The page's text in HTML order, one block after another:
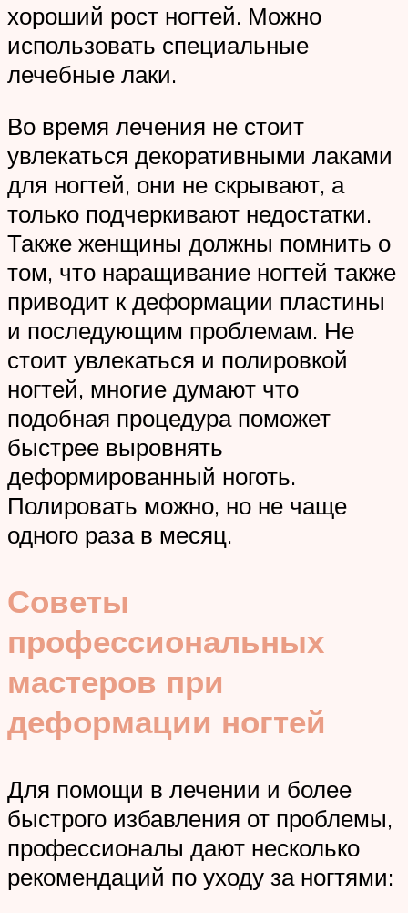
хороший рост ногтей. Можно
использовать специальные
лечебные лаки.
Во время лечения не стоит
увлекаться декоративными лаками
для ногтей, они не скрывают, а
только подчеркивают недостатки.
Также женщины должны помнить о
том, что наращивание ногтей также
приводит к деформации пластины
и последующим проблемам. Не
стоит увлекаться и полировкой
ногтей, многие думают что
подобная процедура поможет
быстрее выровнять
деформированный ноготь.
Полировать можно, но не чаще
одного раза в месяц.
Советы
профессиональных
мастеров при
деформации ногтей
Для помощи в лечении и более
быстрого избавления от проблемы,
профессионалы дают несколько
рекомендаций по уходу за ногтями: